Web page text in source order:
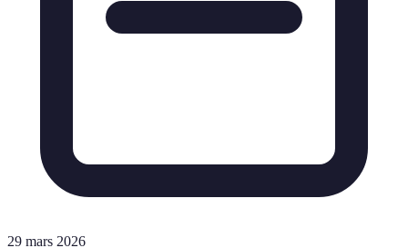
29 mars 2026